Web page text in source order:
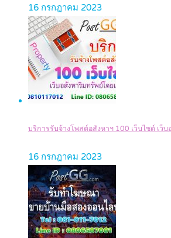
16 กรกฎาคม 2023
บริการรับจ้างโพสต์อสังหาฯ 100 เว็บไซต์ เว็
16 กรกฎาคม 2023